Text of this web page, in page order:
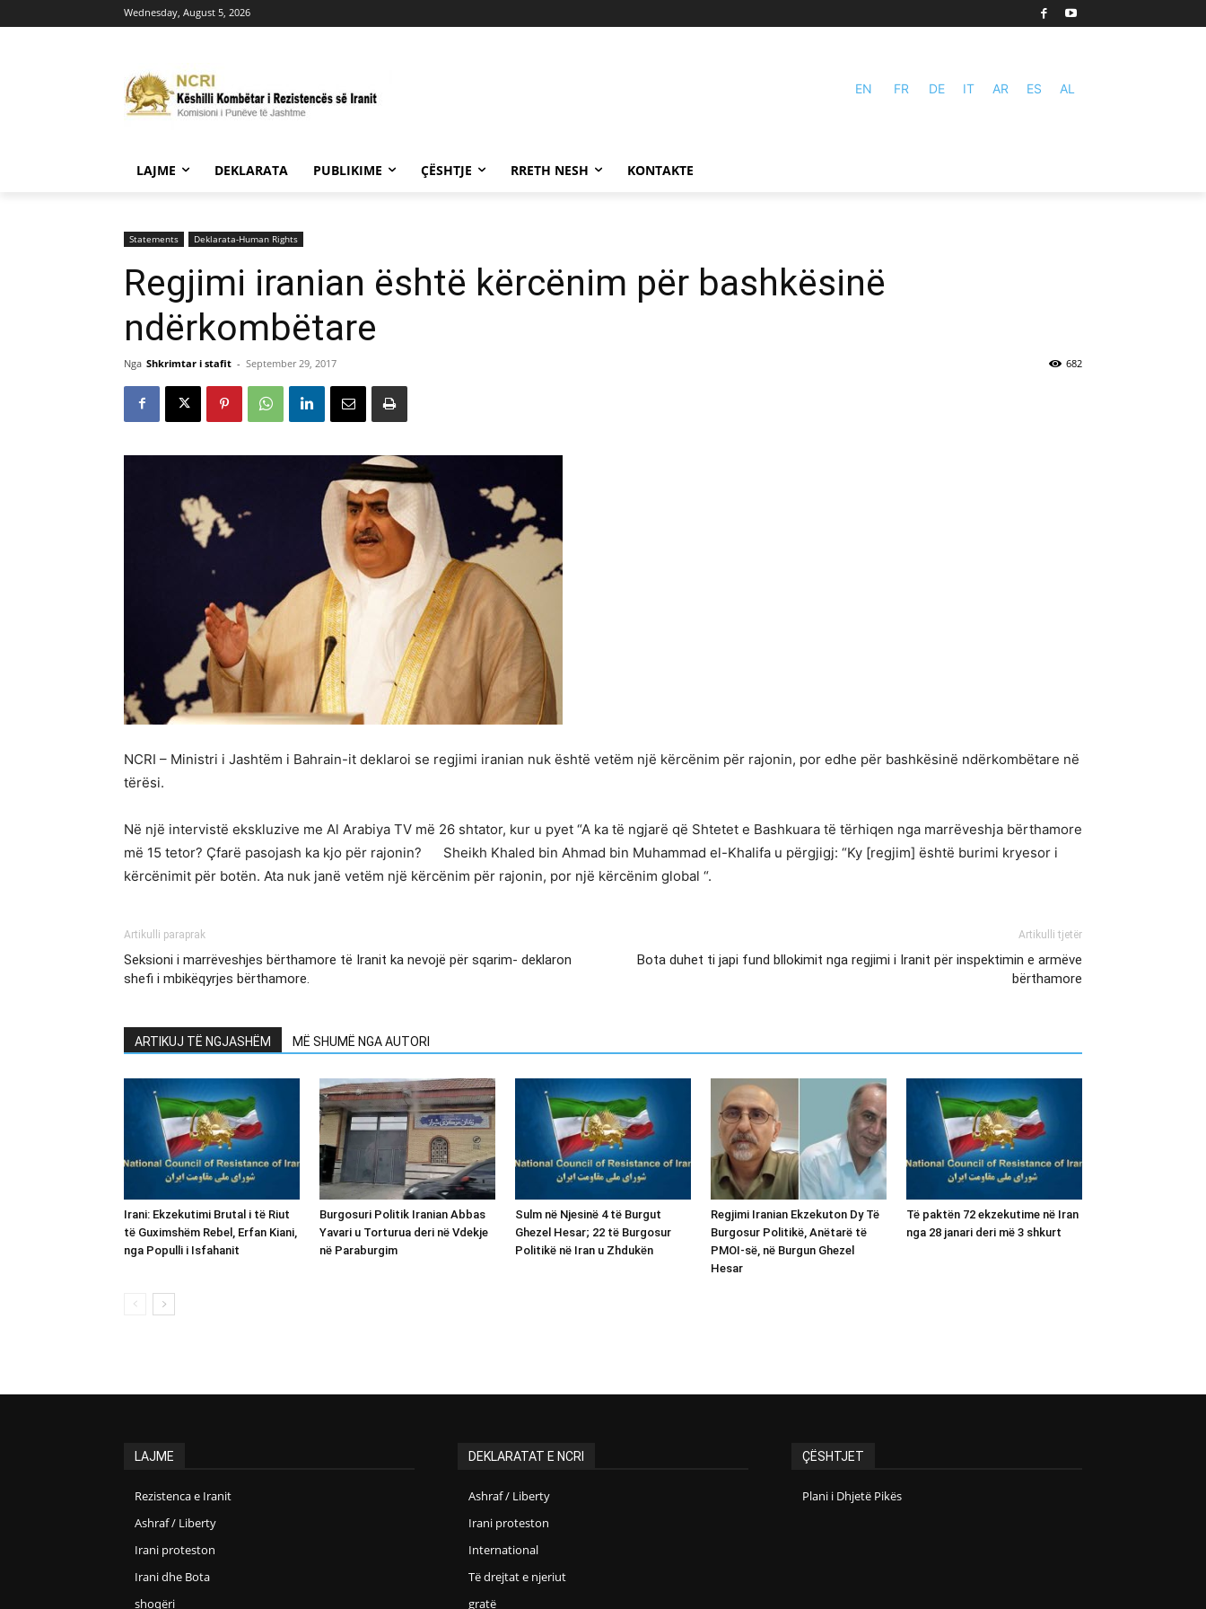
Wednesday, August 5, 2026
EN FR DE IT AR ES AL
LAJME DEKLARATA PUBLIKIME ÇËSHTJE RRETH NESH KONTAKTE
Statements Deklarata-Human Rights
Regjimi iranian është kërcënim për bashkësinë
ndërkombëtare
Nga Shkrimtar i stafit - September 29, 2017 682
NCRI – Ministri i Jashtëm i Bahrain-it deklaroi se regjimi iranian nuk është vetëm një kërcënim për rajonin, por edhe për bashkësinë ndërkombëtare në
tërësi.
Në një intervistë ekskluzive me Al Arabiya TV më 26 shtator, kur u pyet “A ka të ngjarë që Shtetet e Bashkuara të tërhiqen nga marrëveshja bërthamore
më 15 tetor? Çfarë pasojash ka kjo për rajonin? Sheikh Khaled bin Ahmad bin Muhammad el-Khalifa u përgjigj: “Ky [regjim] është burimi kryesor i
kërcënimit për botën. Ata nuk janë vetëm një kërcënim për rajonin, por një kërcënim global “.
Artikulli paraprak
Seksioni i marrëveshjes bërthamore të Iranit ka nevojë për sqarim- deklaron
shefi i mbikëqyrjes bërthamore.
Artikulli tjetër
Bota duhet ti japi fund bllokimit nga regjimi i Iranit për inspektimin e armëve
bërthamore
ARTIKUJ TË NGJASHËM MË SHUMË NGA AUTORI
Irani: Ekzekutimi Brutal i të Riut
të Guximshëm Rebel, Erfan Kiani,
nga Populli i Isfahanit
Burgosuri Politik Iranian Abbas
Yavari u Torturua deri në Vdekje
në Paraburgim
Sulm në Njesinë 4 të Burgut
Ghezel Hesar; 22 të Burgosur
Politikë në Iran u Zhdukën
Regjimi Iranian Ekzekuton Dy Të
Burgosur Politikë, Anëtarë të
PMOI-së, në Burgun Ghezel
Hesar
Të paktën 72 ekzekutime në Iran
nga 28 janari deri më 3 shkurt
LAJME
Rezistenca e Iranit
Ashraf / Liberty
Irani proteston
Irani dhe Bota
shoqëri
DEKLARATAT E NCRI
Ashraf / Liberty
Irani proteston
International
Të drejtat e njeriut
gratë
ÇËSHTJET
Plani i Dhjetë Pikës